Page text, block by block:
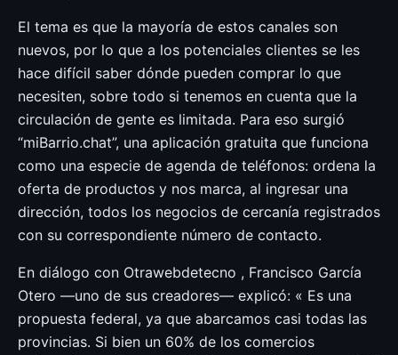
El tema es que la mayoría de estos canales son
nuevos, por lo que a los potenciales clientes se les
hace difícil saber dónde pueden comprar lo que
necesiten, sobre todo si tenemos en cuenta que la
circulación de gente es limitada. Para eso surgió
“miBarrio.chat”, una aplicación gratuita que funciona
como una especie de agenda de teléfonos: ordena la
oferta de productos y nos marca, al ingresar una
dirección, todos los negocios de cercanía registrados
con su correspondiente número de contacto.
En diálogo con Otrawebdetecno , Francisco García
Otero —uno de sus creadores— explicó: « Es una
propuesta federal, ya que abarcamos casi todas las
provincias. Si bien un 60% de los comercios